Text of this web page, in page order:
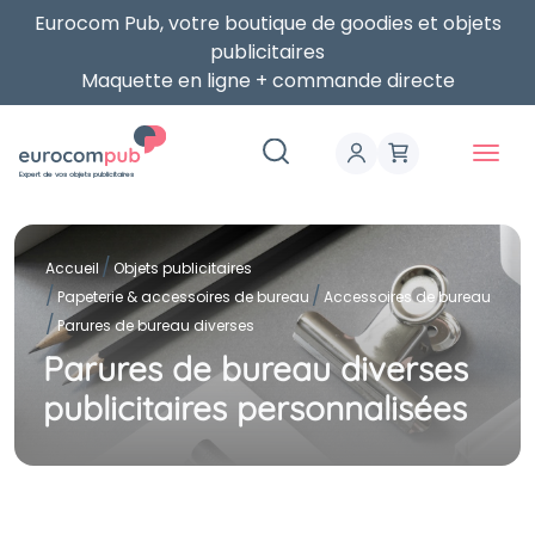
Eurocom Pub, votre boutique de goodies et objets
publicitaires
Maquette en ligne + commande directe
Expert de vos objets publicitaires
Accueil
Objets publicitaires
Papeterie & accessoires de bureau
Accessoires de bureau
Parures de bureau diverses
Parures de bureau diverses
publicitaires personnalisées